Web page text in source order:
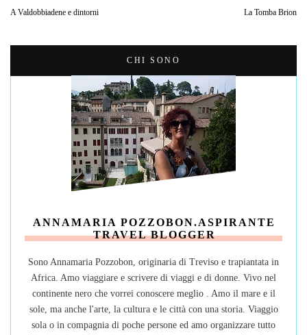
A Valdobbiadene e dintorni La Tomba Brion
CHI SONO
ANNAMARIA POZZOBON.ASPIRANTE
TRAVEL BLOGGER
Sono Annamaria Pozzobon, originaria di Treviso e trapiantata in
Africa. Amo viaggiare e scrivere di viaggi e di donne. Vivo nel
continente nero che vorrei conoscere meglio . Amo il mare e il
sole, ma anche l'arte, la cultura e le città con una storia. Viaggio
sola o in compagnia di poche persone ed amo organizzare tutto